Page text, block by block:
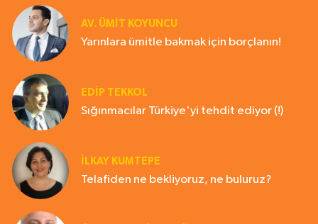
AV. ÜMIT KOYUNCU
Yarınlara ümitle bakmak için borçlanın!
EDIP TEKKOL
Sığınmacılar Türkiye'yi tehdit ediyor (!)
İLKAY KUMTEPE
Telafiden ne bekliyoruz, ne buluruz?